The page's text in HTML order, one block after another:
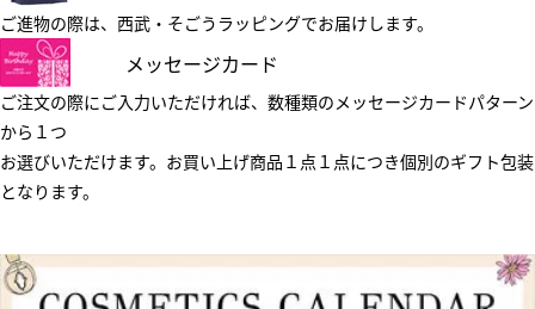
ご進物の際は、西武・そごうラッピングでお届けします。
メッセージカード
ご注文の際にご入力いただければ、数種類のメッセージカードパターン
から１つ
お選びいただけます。お買い上げ商品１点１点につき個別のギフト包装
となります。